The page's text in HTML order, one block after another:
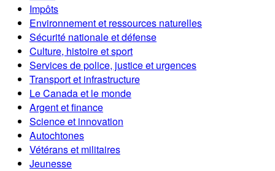
Impôts
Environnement et ressources naturelles
Sécurité nationale et défense
Culture, histoire et sport
Services de police, justice et urgences
Transport et infrastructure
Le Canada et le monde
Argent et finance
Science et innovation
Autochtones
Vétérans et militaires
Jeunesse